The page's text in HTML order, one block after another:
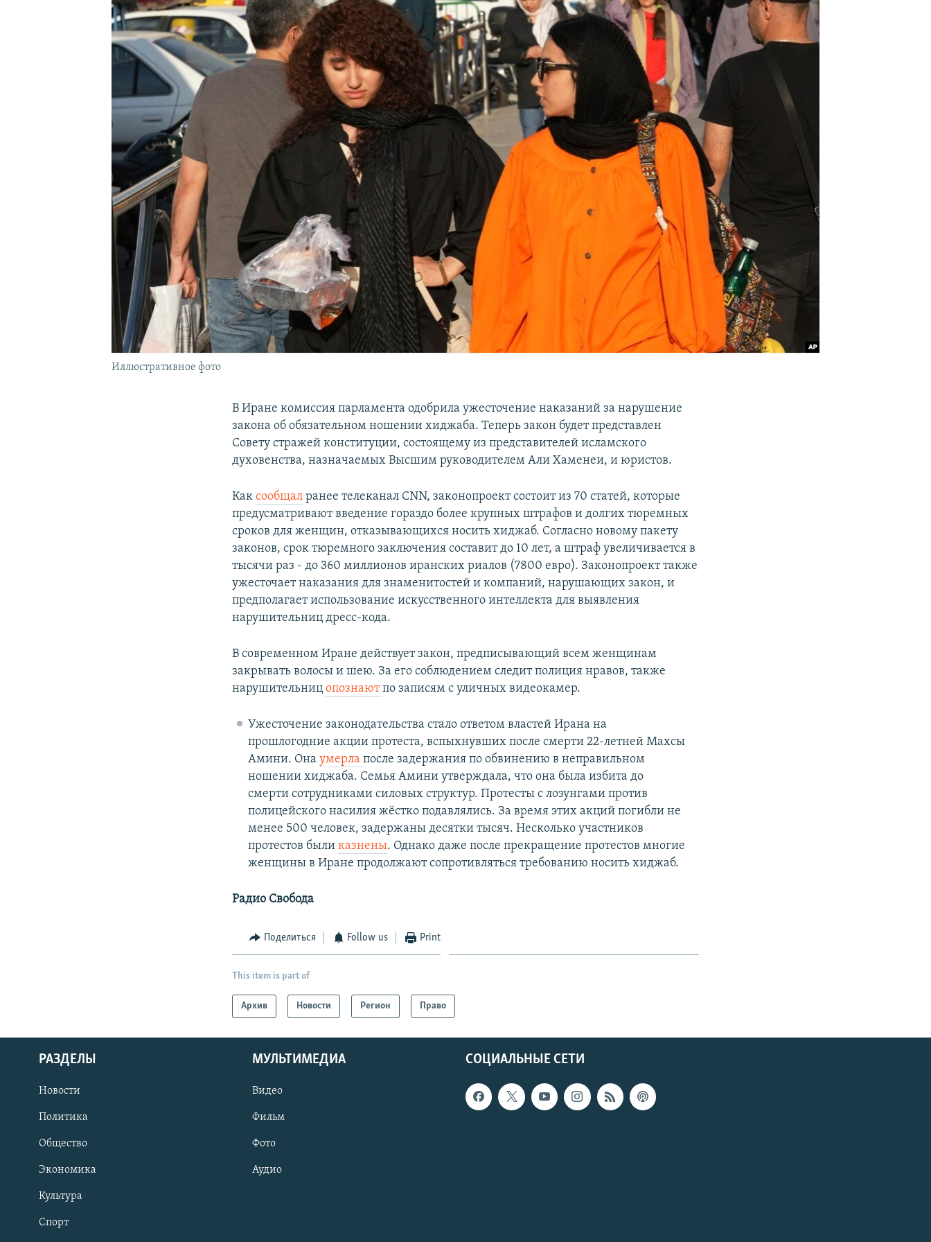
Иллюстративное фото
В Иране комиссия парламента одобрила ужесточение наказаний за нарушение
закона об обязательном ношении хиджаба. Теперь закон будет представлен
Совету стражей конституции, состоящему из представителей исламского
духовенства, назначаемых Высшим руководителем Али Хаменеи, и юристов.
Каксообщал ранее телеканал CNN, законопроект состоит из 70 статей, которые
предусматривают введение гораздо более крупных штрафов и долгих тюремных
сроков для женщин, отказывающихся носить хиджаб. Согласно новому пакету
законов, срок тюремного заключения составит до 10 лет, а штраф увеличивается в
тысячи раз - до 360 миллионов иранских риалов (7800 евро). Законопроект также
ужесточает наказания для знаменитостей и компаний, нарушающих закон, и
предполагает использование искусственного интеллекта для выявления
нарушительниц дресс-кода.
В современном Иране действует закон, предписывающий всем женщинам
закрывать волосы и шею. За его соблюдением следит полиция нравов, также
нарушительницопознаютпо записям с уличных видеокамер.
Ужесточение законодательства стало ответом властей Ирана на
прошлогодние акции протеста, вспыхнувших после смерти 22-летней Махсы
Амини. Она умерла после задержания по обвинению в неправильном
ношении хиджаба. Семья Амини утверждала, что она была избита до
смерти сотрудниками силовых структур. Протесты с лозунгами против
полицейского насилия жёстко подавлялись. За время этих акций погибли не
менее 500 человек, задержаны десятки тысяч. Несколько участников
протестов были казнены. Однако даже после прекращение протестов многие
женщины в Иране продолжают сопротивляться требованию носить хиджаб.
Радио Свобода
Поделиться Follow us Print
This item is part of
Архив Новости Регион Право
СОЦИАЛЬНЫЕ СЕТИ
РАЗДЕЛЫ
Новости
Политика
Общество
Экономика
Культура
Спорт
МУЛЬТИМЕДИА
Видео
Фильм
Фото
Аудио